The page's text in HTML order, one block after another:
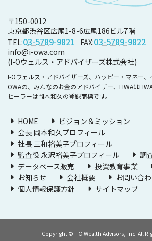
〒150-0012
東京都渋谷区広尾1-8-6広尾186ビル7階
TEL:03-5789-9821 FAX:03-5789-9822
info@i-owa.com
(I-Oウェルス・アドバイザーズ株式会社)
I-Oウェルス・アドバイザーズ、ハッピー・マネー
OWAの、みんなのお金のアドバイザー、FIWAは
ヒーラーは岡本和久の登録商標です。
HOME
ビジョン＆ミッション
会長 岡本和久プロフィール
社長 三和裕美子プロフィール
監査役 永沢裕美子プロフィール
調
データベース販売
投資教育事業
お知らせ
会社概要
お問い合
個人情報保護方針
サイトマップ
Copyright © I-O Wealth Advisors, Inc. All